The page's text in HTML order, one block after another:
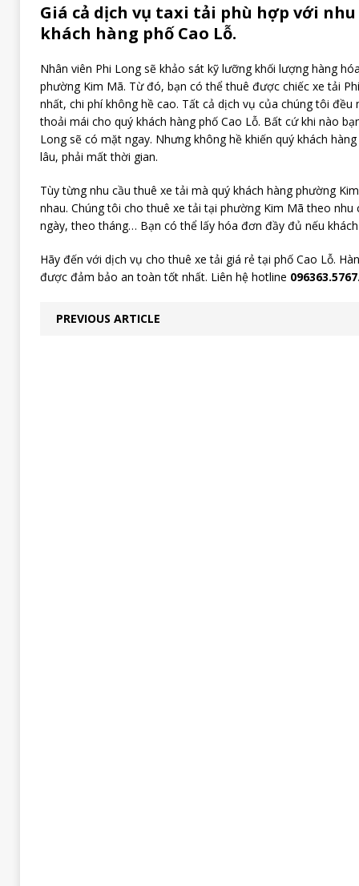
Giá cả dịch vụ taxi tải phù hợp với nhu
khách hàng phố Cao Lỗ.
Nhân viên Phi Long sẽ khảo sát kỹ lưỡng khối lượng hàng
phường Kim Mã. Từ đó, bạn có thể thuê được chiếc xe tải
nhất, chi phí không hề cao. Tất cả dịch vụ của chúng tôi
thoải mái cho quý khách hàng phố Cao Lỗ. Bất cứ khi nào
Long sẽ có mặt ngay. Nhưng không hề khiến quý khách
lâu, phải mất thời gian.
Tùy từng nhu cầu thuê xe tải mà quý khách hàng phường
nhau. Chúng tôi cho thuê xe tải tại phường Kim Mã theo
ngày, theo tháng… Bạn có thể lấy hóa đơn đầy đủ nếu
Hãy đến với dịch vụ cho thuê xe tải giá rẻ tại phố Cao Lỗ.
được đảm bảo an toàn tốt nhất. Liên hệ hotline
PREVIOUS ARTICLE